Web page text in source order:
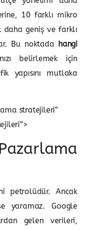
10 farklı mikro
daha geniş ve farklı
Bu noktada hangi
belirlemek için
yapısını mutlaka
”
petrolüdür. Ancak
yaramaz. Google
gelen verileri,